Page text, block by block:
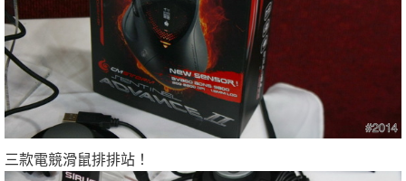
三款電競滑鼠排排站！